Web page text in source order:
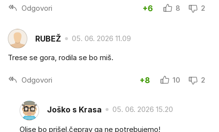
Odgovori +6 8 2
RUBEŽ 05. 06. 2026 11.09
Trese se gora, rodila se bo miš.
Odgovori +8 10 2
Joško s Krasa 05. 06. 2026 15.20
Olise bo prišel,čeprav ga ne potrebujemo!